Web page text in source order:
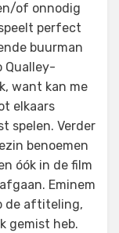
of onnodig
perfect
buurman
Qualley-
want kan me
elkaars
spelen. Verder
benoemen
óók in de film
Eminem
de aftiteling,
gemist heb.